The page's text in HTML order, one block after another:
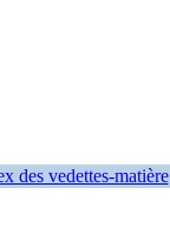
des vedettes-matière